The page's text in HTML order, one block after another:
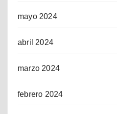
mayo 2024
abril 2024
marzo 2024
febrero 2024